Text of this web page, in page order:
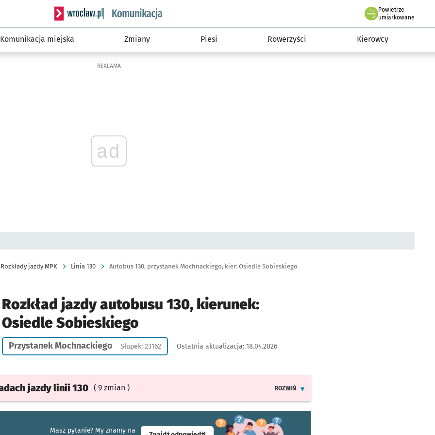
Serwis informacyjny wroclaw.pl podserwis: Komunikacja
Powietrze
we Wrocławiu
umiarkowane
Komunikacja miejska Zmiany Piesi Rowerzyści Kierowcy
REKLAMA
ad
Rozkłady jazdy MPK Linia 130 Autobus 130, przystanek Mochnackiego, kier: Osiedle Sobieskiego
Rozkład jazdy autobusu 130, kierunek:
Osiedle Sobieskiego
Przystanek Mochnackiego Słupek: 23162 Ostatnia aktualizacja: 18.04.2026
jazdylinii 130 ( 9 zmian )
ROZWIŃ
Masz pytanie? My znamy na